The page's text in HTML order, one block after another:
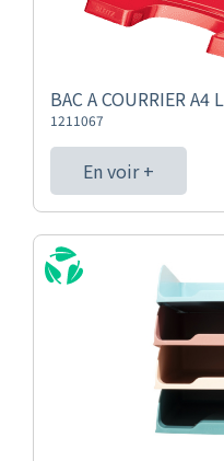
BAC A COURRIER A4
1211067
En voir +